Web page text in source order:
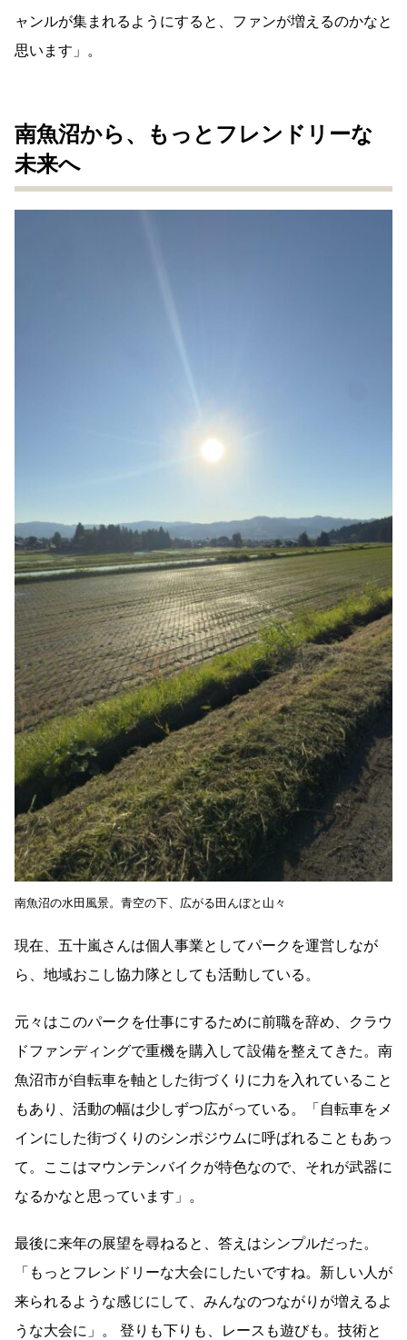
ャンルが集まれるようにすると、ファンが増えるのかなと
思います」。
南魚沼から、もっとフレンドリーな
未来へ
南魚沼の水田風景。青空の下、広がる田んぼと山々
現在、五十嵐さんは個人事業としてパークを運営しなが
ら、地域おこし協力隊としても活動している。
元々はこのパークを仕事にするために前職を辞め、クラウ
ドファンディングで重機を購入して設備を整えてきた。南
魚沼市が自転車を軸とした街づくりに力を入れていること
もあり、活動の幅は少しずつ広がっている。「自転車をメ
インにした街づくりのシンポジウムに呼ばれることもあっ
て。ここはマウンテンバイクが特色なので、それが武器に
なるかなと思っています」。
最後に来年の展望を尋ねると、答えはシンプルだった。
「もっとフレンドリーな大会にしたいですね。新しい人が
来られるような感じにして、みんなのつながりが増えるよ
うな大会に」。 登りも下りも、レースも遊びも。技術と